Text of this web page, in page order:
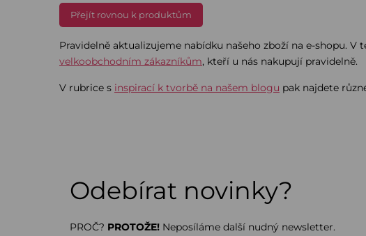
Přejít rovnou k produktům
Pravidelně aktualizujeme nabídku našeho zboží na e-shopu.
velkoobchodním zákazníkům, kteří u nás nakupují pravidelně.
V rubrice s inspirací k tvorbě na našem blogu pak najdete
Odebírat novinky?
PROČ? PROTOŽE! Neposíláme další nudný newsletter.